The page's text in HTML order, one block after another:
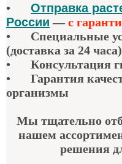
•
Отправка
России —с
•
Специальные
(доставка за 24 часа)
•
Консультация
•
Гарантия
организмы
Мы тщательно
нашем
решения